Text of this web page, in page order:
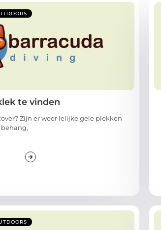
te vinden
Zijn er weer lelijke gele plekken